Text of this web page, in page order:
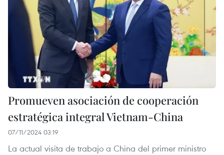
Promueven asociación de cooperación
estratégica integral Vietnam-China
07/11/2024 03:19
La actual visita de trabajo a China del primer ministro